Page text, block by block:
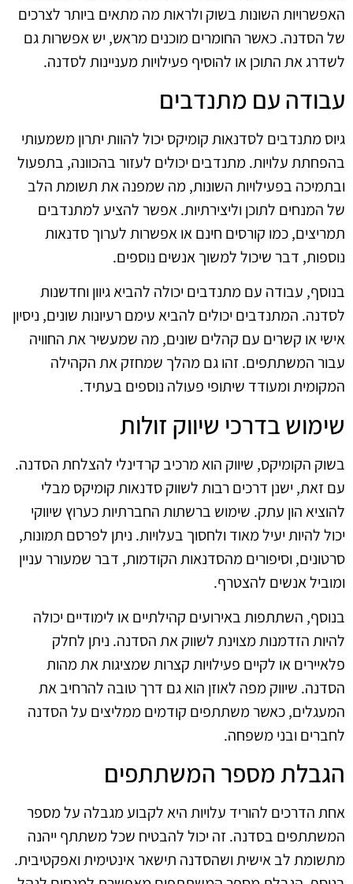
האפשרויות השונות בשוק ולראות מה מתאים ביותר לצרכים
של הסדנה. כאשר החומרים מוכנים מראש, יש אפשרות גם
לשדרג את התוכן או להוסיף פעילויות מעניינות לסדנה.
עבודה עם מתנדבים
גיוס מתנדבים לסדנאות קומיקס יכול להוות יתרון משמעותי
בהפחתת עלויות. מתנדבים יכולים לעזור בהכוונה, בתפעול
ובתמיכה בפעילויות השונות, מה שמפנה את תשומת הלב
של המנחים לתוכן וליצירתיות. אפשר להציע למתנדבים
תמריצים, כמו קורסים חינם או אפשרות לערוך סדנאות
נוספות, דבר שיכול למשוך אנשים נוספים.
בנוסף, עבודה עם מתנדבים יכולה להביא גיוון וחדשנות
לסדנה. המתנדבים יכולים להביא עימם רעיונות שונים, ניסיון
אישי או קשרים עם קהלים שונים, מה שמעשיר את החוויה
עבור המשתתפים. זהו גם מהלך שמחזק את הקהילה
המקומית ומעודד שיתופי פעולה נוספים בעתיד.
שימוש בדרכי שיווק זולות
בשוק הקומיקס, שיווק הוא מרכיב קרדינלי להצלחת הסדנה.
עם זאת, ישנן דרכים רבות לשווק סדנאות קומיקס מבלי
להוציא הון עתק. שימוש ברשתות החברתיות כערוץ שיווקי
יכול להיות יעיל מאוד ולחסוך בעלויות. ניתן לפרסם תמונות,
סרטונים, וסיפורים מהסדנאות הקודמות, דבר שמעורר עניין
ומוביל אנשים להצטרף.
בנוסף, השתתפות באירועים קהילתיים או לימודיים יכולה
להיות הזדמנות מצוינת לשווק את הסדנה. ניתן לחלק
פלאיירים או לקיים פעילויות קצרות שמציגות את מהות
הסדנה. שיווק מפה לאוזן הוא גם דרך טובה להרחיב את
המעגלים, כאשר משתתפים קודמים ממליצים על הסדנה
לחברים ובני משפחה.
הגבלת מספר המשתתפים
אחת הדרכים להוריד עלויות היא לקבוע מגבלה על מספר
המשתתפים בסדנה. זה יכול להבטיח שכל משתתף ייהנה
מתשומת לב אישית ושהסדנה תישאר אינטימית ואפקטיבית.